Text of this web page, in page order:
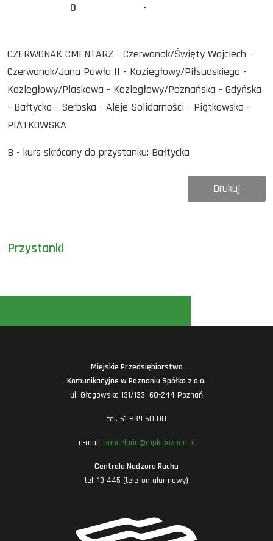
Przystanki
0
-
CZERWONAK CMENTARZ - Czerwonak/Święty Wojciech -
Czerwonak/Jana Pawła II - Koziegłowy/Piłsudskiego -
Koziegłowy/Piaskowa - Koziegłowy/Poznańska - Gdyńska
- Bałtycka - Serbska - Aleje Solidarności - Piątkowska -
PIĄTKOWSKA
B - kurs skrócony do przystanku: Bałtycka
Drukuj
Miejskie Przedsiębiorstwo
Komunikacyjne w Poznaniu Spółka z o.o.
ul. Głogowska 131/133, 60-244 Poznań
tel. 61 839 60 00
e-mail: kancelaria@mpk.poznan.pl
Centrala Nadzoru Ruchu
tel. 19 445 (telefon alarmowy)